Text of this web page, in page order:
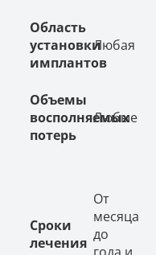
Область
установки
имплантов
Любая
Объемы
восполняемых
потерь
Любые
Сроки
лечения
От
месяца
до